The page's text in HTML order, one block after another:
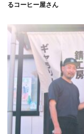
るコーヒー屋さん